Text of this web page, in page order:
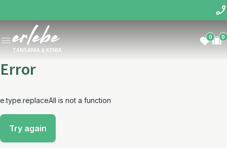
TANSANIA & KENIA
0 0
Error
e.type.replaceAll is not a function
Try again